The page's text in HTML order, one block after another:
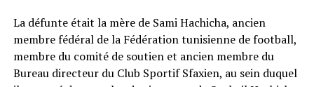
La défunte était la mère de Sami Hachicha, ancien
membre fédéral de la Fédération tunisienne de football,
membre du comité de soutien et ancien membre du
Bureau directeur du Club Sportif Sfaxien, au sein duquel